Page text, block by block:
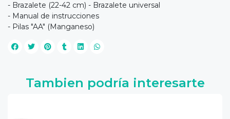
- Brazalete (22-42 cm) - Brazalete universal
- Manual de instrucciones
- Pilas "AA" (Manganeso)
Tambien podría interesarte